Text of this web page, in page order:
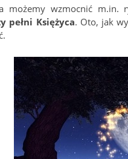
możemy wzmocnić
pełni Księżyca. Oto, jak